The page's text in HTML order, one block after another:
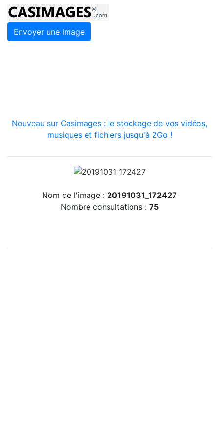
Envoyer une image
Nouveau sur Casimages : le stockage de vos vidéos,
musiques et fichiers jusqu'à 2Go !
Nom de l'image : 20191031_172427
Nombre consultations : 75